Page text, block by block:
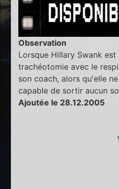
Observation
Lorsque Hillary Swank
trachéotomie avec le
son coach, alors qu'elle
capable de sortir aucun
Ajoutée le 28.12.2005